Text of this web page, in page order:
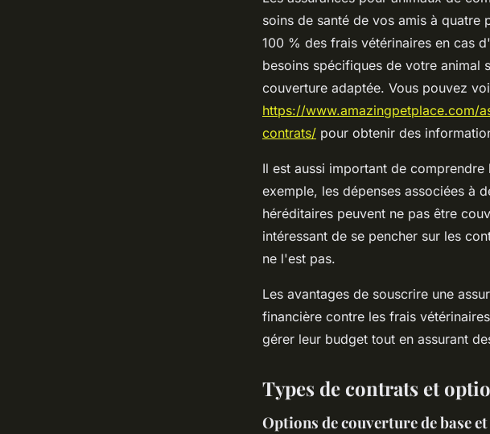
soins de santé de vos amis à quatre
100 % des frais vétérinaires en cas
besoins spécifiques de votre animal
couverture adaptée. Vous pouvez
https://www.amazingpetplace.com/
contrats/ pour obtenir des
Il est aussi important de
exemple, les dépenses associées à
héréditaires peuvent ne pas être
intéressant de se pencher sur les
ne l'est pas.
Les avantages de souscrire une
financière contre les frais
gérer leur budget tout en assurant
Types de contrats et
Options de couverture de base